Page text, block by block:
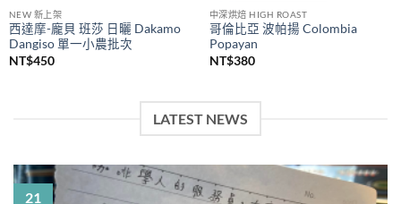
NEW 新上架
西達摩-龐貝 班莎 日曬 Dakamo
Dangiso 單一小農批次
NT$450
中深烘焙 HIGH ROAST
哥倫比亞 波帕揚 Colombia
Popayan
NT$380
LATEST NEWS
21